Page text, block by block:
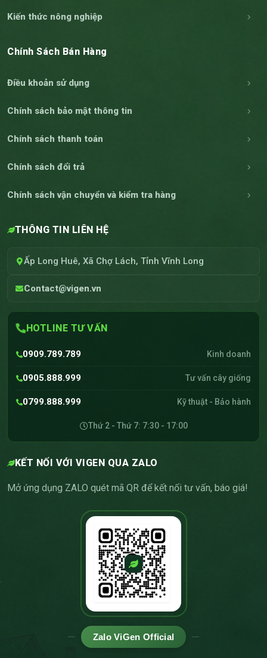
Kiến thức nông nghiệp
Chính Sách Bán Hàng
Điều khoản sử dụng
Chính sách bảo mật thông tin
Chính sách thanh toán
Chính sách đổi trả
Chính sách vận chuyển và kiểm tra hàng
THÔNG TIN LIÊN HỆ
Ấp Long Huê, Xã Chợ Lách, Tỉnh Vĩnh Long
Contact@vigen.vn
HOTLINE TƯ VẤN
0909.789.789 Kinh doanh
0905.888.999 Tư vấn cây giống
0799.888.999 Kỹ thuật - Bảo hành
Thứ 2 - Thứ 7: 7:30 - 17:00
KẾT NỐI VỚI VIGEN QUA ZALO
Mở ứng dụng ZALO quét mã QR để kết nối tư vấn, báo giá!
Zalo ViGen Official